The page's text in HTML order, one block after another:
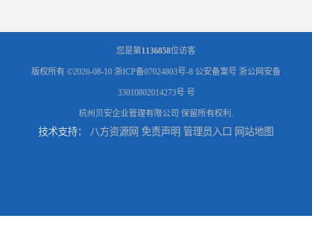
您是第1136858位访客
版权所有 ©2026-08-10 浙ICP备07024803号-8 公安备案号 浙公网安备
33010802014273号 号
杭州贝安企业管理有限公司 保留所有权利.
技术支持： 八方资源网 免责声明 管理员入口 网站地图